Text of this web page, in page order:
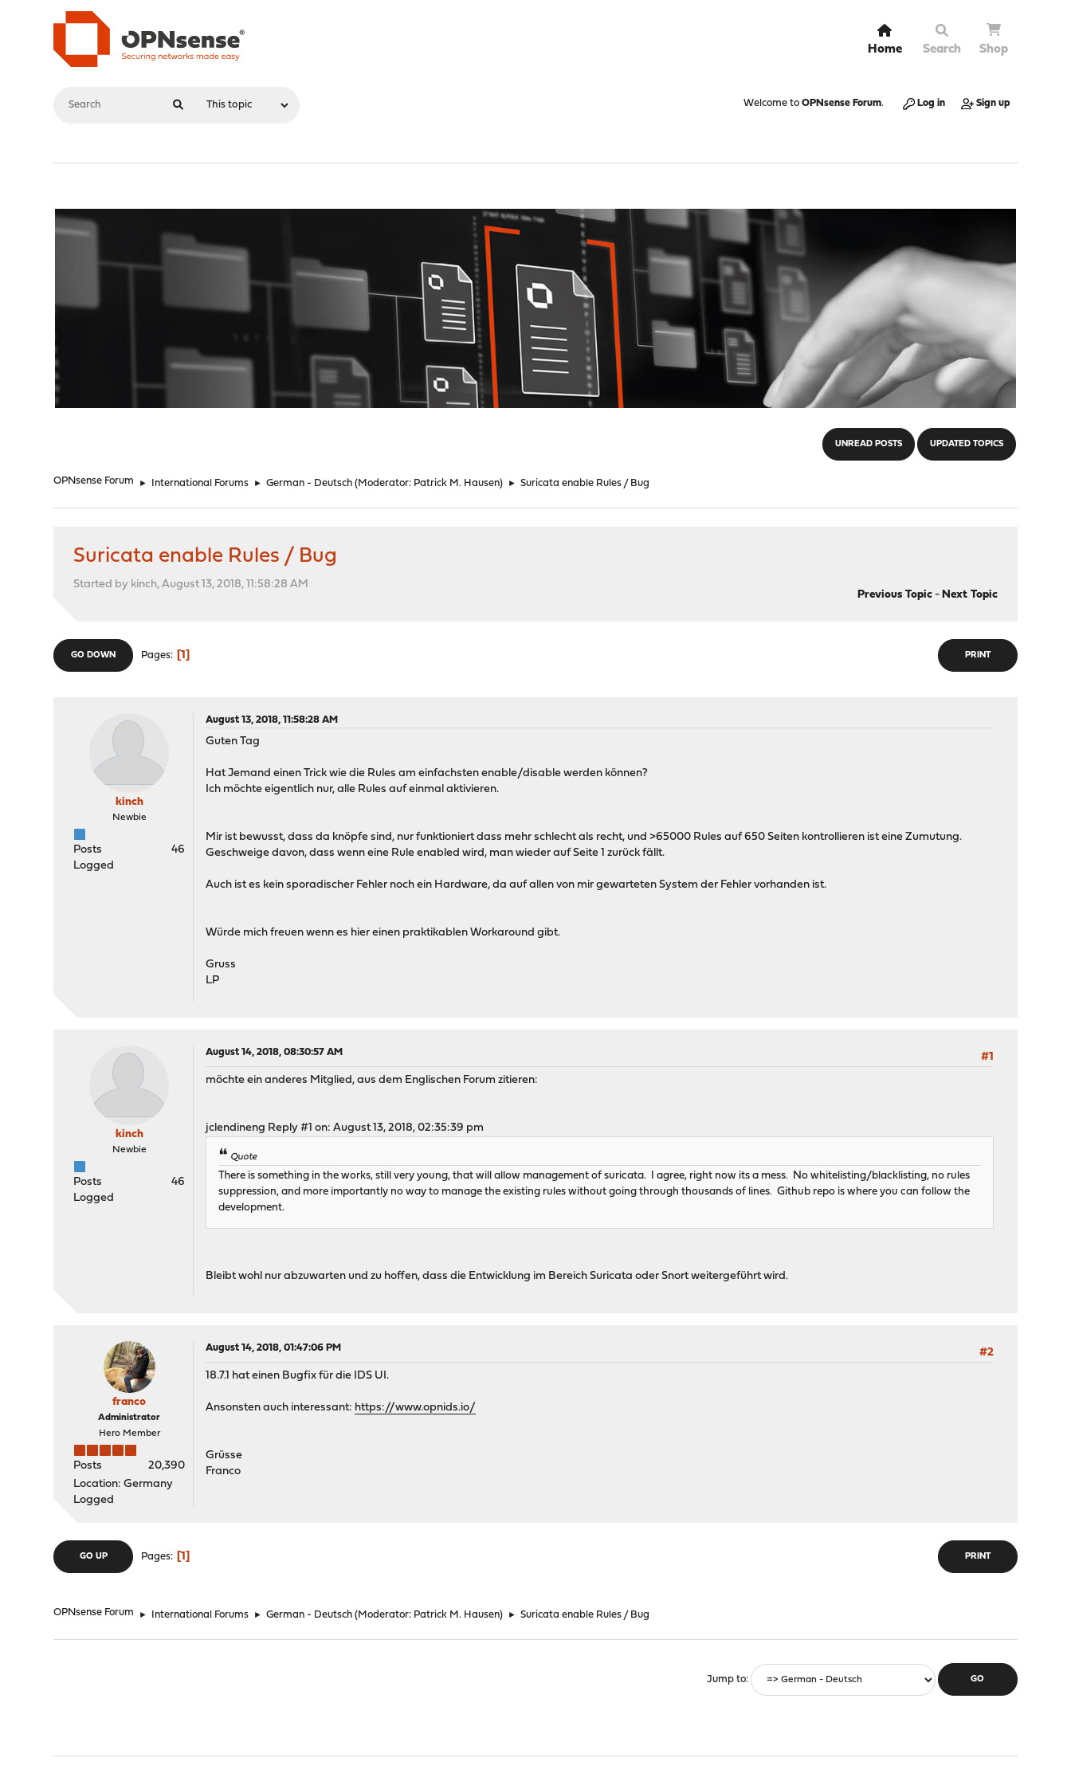
Home Search Shop
Welcome to OPNsense Forum. Log in Sign up
UNREAD POSTS UPDATED TOPICS
OPNsense Forum ► International Forums ► German - Deutsch (Moderator: Patrick M. Hausen) ► Suricata enable Rules / Bug
Suricata enable Rules / Bug
Started by kinch, August 13, 2018, 11:58:28 AM
Previous Topic- Next Topic
PRINT
GO DOWN Pages 1
kinch
Newbie
Posts
46
Logged
August 13, 2018, 11:58:28 AM
Guten Tag
Hat Jemand einen Trick wie die Rules am einfachsten enable/disable werden können?
Ich möchte eigentlich nur, alle Rules auf einmal aktivieren.
Mir ist bewusst, dass da knöpfe sind, nur funktioniert dass mehr schlecht als recht, und >65000 Rules auf 650 Seiten kontrollieren ist eine Zumutung.
Geschweige davon, dass wenn eine Rule enabled wird, man wieder auf Seite 1 zurück fällt.
Auch ist es kein sporadischer Fehler noch ein Hardware, da auf allen von mir gewarteten System der Fehler vorhanden ist.
Würde mich freuen wenn es hier einen praktikablen Workaround gibt.
Gruss
LP
kinch
Newbie
Posts
46
Logged
August 14, 2018, 08:30:57 AM
#1
möchte ein anderes Mitglied, aus dem Englischen Forum zitieren:
jclendineng Reply #1 on: August 13, 2018, 02:35:39 pm
Quote
There is something in the works, still very young, that will allow management of suricata. I agree, right now its a mess. No whitelisting/blacklisting, no rules
suppression, and more importantly no way to manage the existing rules without going through thousands of lines. Github repo is where you can follow the
development.
Bleibt wohl nur abzuwarten und zu hoffen, dass die Entwicklung im Bereich Suricata oder Snort weitergeführt wird.
franco
Administrator
Hero Member
Posts
20,390
Location: Germany
Logged
August 14, 2018, 01:47:06 PM
#2
18.7.1 hat einen Bugfix für die IDS UI.
Ansonsten auch interessant: https://www.opnids.io/
Grüsse
Franco
PRINT
GO UP Pages 1
OPNsense Forum ► International Forums ► German - Deutsch (Moderator: Patrick M. Hausen) ► Suricata enable Rules / Bug
Jump to